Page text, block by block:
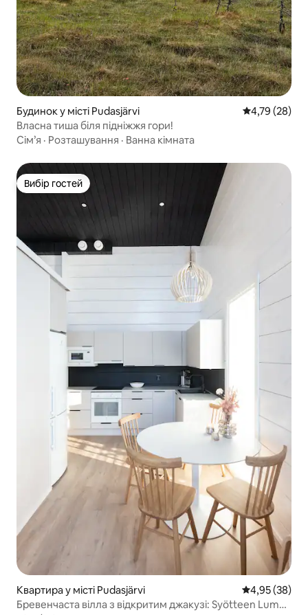
Будинок у місті Pudasjärvi Середня
4,79 (28)
Власна тиша біля підніжжя гори!
Сім’я · Розташування · Ванна кімната
Вибір гостей
Вибір гостей
Квартира у місті Pudasjärvi Середня
4,95 (38)
Бревенчаста вілла з відкритим джакузі: Syötteen Lumo